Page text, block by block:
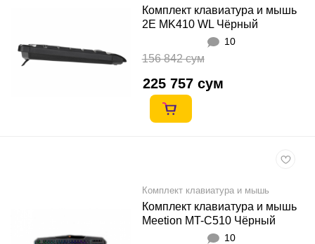
Комплект клавиатура и мышь
2E MK410 WL Чёрный
10
156 842 сум
225 757 сум
Комплект клавиатура и мышь
Комплект клавиатура и мышь
Meetion MT-C510 Чёрный
10